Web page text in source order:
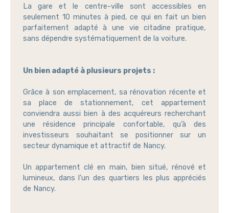
La gare et le centre-ville sont accessibles en
seulement 10 minutes à pied, ce qui en fait un bien
parfaitement adapté à une vie citadine pratique,
sans dépendre systématiquement de la voiture.
Un bien adapté à plusieurs projets :
Grâce à son emplacement, sa rénovation récente et
sa place de stationnement, cet appartement
conviendra aussi bien à des acquéreurs recherchant
une résidence principale confortable, qu’à des
investisseurs souhaitant se positionner sur un
secteur dynamique et attractif de Nancy.
Un appartement clé en main, bien situé, rénové et
lumineux, dans l’un des quartiers les plus appréciés
de Nancy.